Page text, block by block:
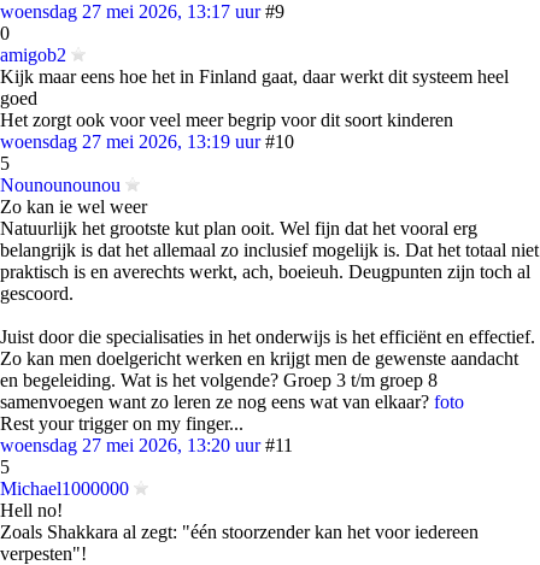
woensdag 27 mei 2026, 13:17 uur #9
0
amigob2
Kijk maar eens hoe het in Finland gaat, daar werkt dit systeem heel
goed
Het zorgt ook voor veel meer begrip voor dit soort kinderen
woensdag 27 mei 2026, 13:19 uur #10
5
Nounounounou
Zo kan ie wel weer
Natuurlijk het grootste kut plan ooit. Wel fijn dat het vooral erg
belangrijk is dat het allemaal zo inclusief mogelijk is. Dat het totaal niet
praktisch is en averechts werkt, ach, boeieuh. Deugpunten zijn toch al
gescoord.
Juist door die specialisaties in het onderwijs is het efficiënt en effectief.
Zo kan men doelgericht werken en krijgt men de gewenste aandacht
en begeleiding. Wat is het volgende? Groep 3 t/m groep 8
samenvoegen want zo leren ze nog eens wat van elkaar? foto
Rest your trigger on my finger...
woensdag 27 mei 2026, 13:20 uur #11
5
Michael1000000
Hell no!
Zoals Shakkara al zegt: "één stoorzender kan het voor iedereen
verpesten"!